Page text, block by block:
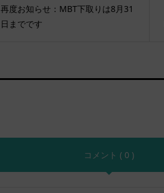
再度お知らせ：MBT下取りは8月31
日までです
コメント ( 0 )